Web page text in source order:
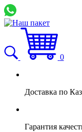
0
Доставка по
Гарантия